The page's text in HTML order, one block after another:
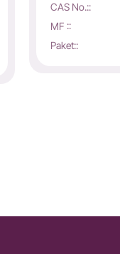
CAS No.::
MF ::
Paket::